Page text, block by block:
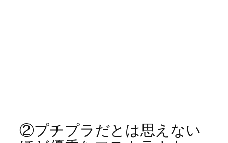
②プチプラだとは思えない